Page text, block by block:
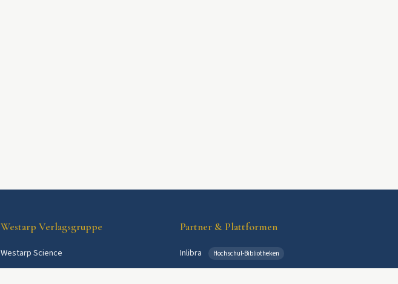
Westarp Verlagsgruppe
Westarp Science
Partner & Plattformen
Inlibra Hochschul-Bibliotheken